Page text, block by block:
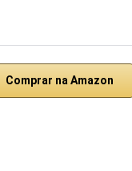
Comprar na Amazon